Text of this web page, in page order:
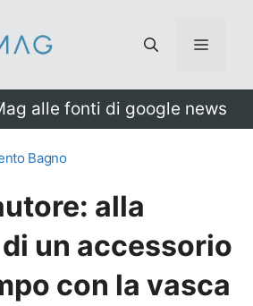
Menu
alle fonti di google news
Bagno
alla
un accessorio
con la vasca